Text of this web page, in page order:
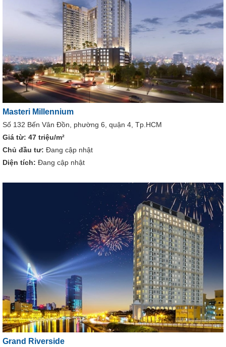
Masteri Millennium
Số 132 Bến Vân Đồn, phường 6, quận 4, Tp.HCM
Giá từ: 47 triệu/m²
Chủ đầu tư: Đang cập nhật
Diện tích: Đang cập nhật
Grand Riverside